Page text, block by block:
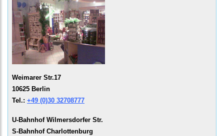
Weimarer Str.17
10625 Berlin
Tel.: +49 (0)30 32708777
U-Bahnhof Wilmersdorfer Str.
S-Bahnhof Charlottenburg